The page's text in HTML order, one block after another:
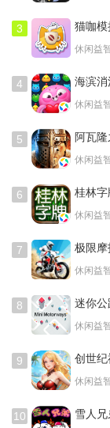
逃生者天赋中，
声，减少被追捕
纯的加速效果。
触发隐藏结局永
落在各处的五块
上，石碑位置随
3
猫咖
版
休闲益
4 海滨
休闲益
5 阿瓦
休闲益
6
桂林
最新版
休闲益
7
极限
安卓版
休闲益
8 迷你
休闲益
9
创世
版
休闲益
10
雪人